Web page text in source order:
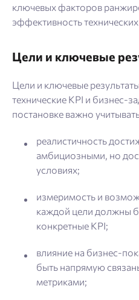
ключевых факторов
эффективность
Цели и ключевые
Цели и ключевые
технические KPI и бизнес-
постановке важно
реалистичность
амбициозными, но
условиях;
измеримость и
каждой цели должны
конкретные KPI;
влияние на бизнес-
быть напрямую
метриками;